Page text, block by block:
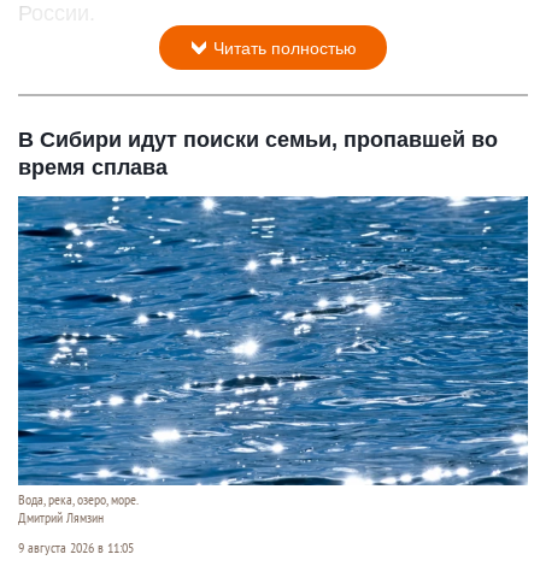
России.
Читать полностью
В Сибири идут поиски семьи, пропавшей во
время сплава
Вода, река, озеро, море.
Дмитрий Лямзин
9 августа 2026 в 11:05